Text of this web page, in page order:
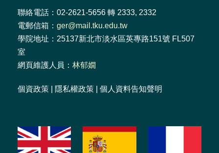
聯絡電話：02-2621-5656 轉 2333, 2332
電郵信箱： ger@mail.tku.edu.tw
學院地址：25137新北市淡水區英專路151號 FL507
室
網頁維護人員： 林郁嫺
個資政策 隱私權政策 個人資料告知聲明